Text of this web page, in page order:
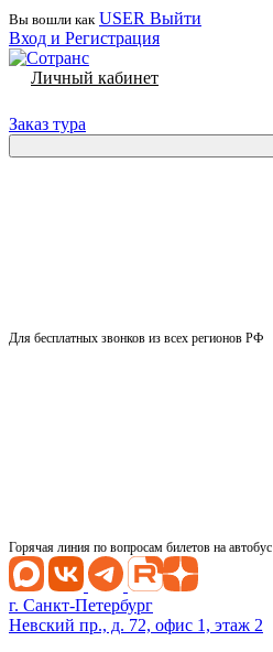
Вы вошли как USER Выйти
Вход и Регистрация
Личный кабинет
Заказ тура
Для бесплатных звонков из всех регионов РФ
Горячая линия по вопросам билетов на автобус
г. Санкт-Петербург
Невский пр., д. 72, офис 1, этаж 2